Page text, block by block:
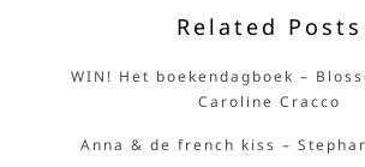
Related Posts
WIN! Het boekendagboek –
Caroline Cracco
Anna & de french kiss –